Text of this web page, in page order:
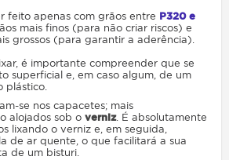
feito apenas com grãos entre P320 e
mais finos (para não criar riscos) e
grossos (para garantir a aderência).
é importante compreender que se
superficial e, em caso algum, de um
plástico.
se nos capacetes; mais
alojados sob o verniz. É absolutamente
lixando o verniz e, em seguida,
de ar quente, o que facilitará a sua
de um bisturi.